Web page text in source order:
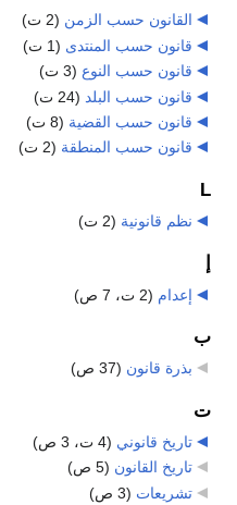
القانون حسب الزمن (2 ت)
قانون حسب المنتدى (1 ت)
قانون حسب النوع (3 ت)
قانون حسب البلد (24 ت)
قانون حسب القضية (8 ت)
قانون حسب المنطقة (2 ت)
L
نظم قانونية (2 ت)
إ
إعدام (2 ت، 7 ص)
ب
بذرة قانون (37 ص)
ت
تاريخ قانوني (4 ت، 3 ص)
تاريخ القانون (5 ص)
تشريعات (3 ص)